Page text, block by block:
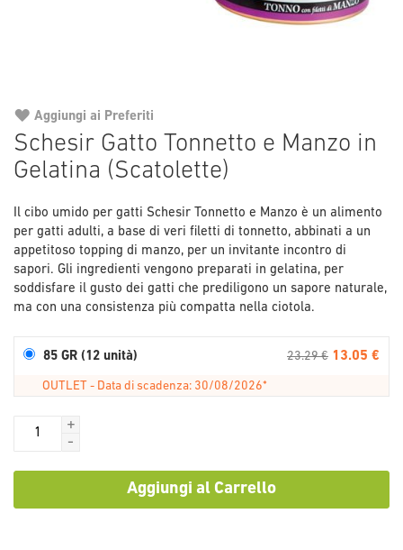
Schesir Gatto Tonnetto e Manzo in
Gelatina (Scatolette)
Il cibo umido per gatti Schesir Tonnetto e Manzo è un alimento
per gatti adulti, a base di veri filetti di tonnetto, abbinati a un
appetitoso topping di manzo, per un invitante incontro di
sapori. Gli ingredienti vengono preparati in gelatina, per
soddisfare il gusto dei gatti che prediligono un sapore naturale,
ma con una consistenza più compatta nella ciotola.
85 GR (12 unità) 23.29 € 13.05 €
OUTLET - Data di scadenza: 30/08/2026*
+
-
Aggiungi al Carrello
Aggiungi ai Preferiti
all'inizio
della
di
immagini